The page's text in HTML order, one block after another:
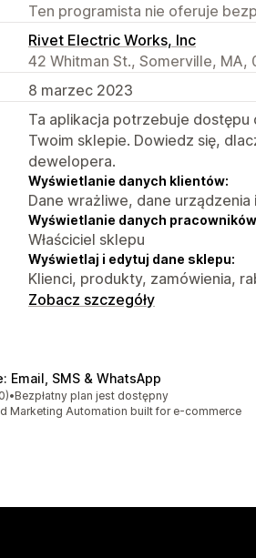
Ten programista nie oferuje
Rivet Electric Works, Inc
42 Whitman St., Somerville, MA,
8 marzec 2023
Ta aplikacja potrzebuje dostępu
Twoim sklepie. Dowiedz się,
dewelopera.
Wyświetlanie danych klientów:
Dane wrażliwe, dane urządzenia
Wyświetlanie danych
Właściciel sklepu
Wyświetlaj i edytuj dane sklepu:
Klienci, produkty, zamówienia,
Zobacz szczegóły
Email, SMS & WhatsApp
gwiazdek
recenzji: 30
•Bezpłatny plan jest dostępny
Marketing Automation built for e-commerce